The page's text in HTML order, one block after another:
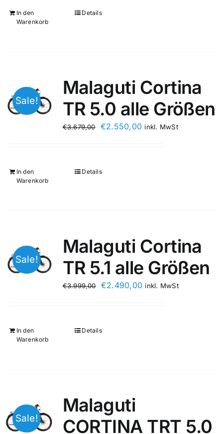
In den
Warenkorb
Details
Sale!
Malaguti Cortina
TR 5.0 alle Größen
€3.679,00 €2.550,00 inkl. MwSt
In den
Warenkorb
Details
Sale!
Malaguti Cortina
TR 5.1 alle Größen
€3.999,00 €2.490,00 inkl. MwSt
In den
Warenkorb
Details
Sale!
Malaguti
CORTINA TRT 5.0